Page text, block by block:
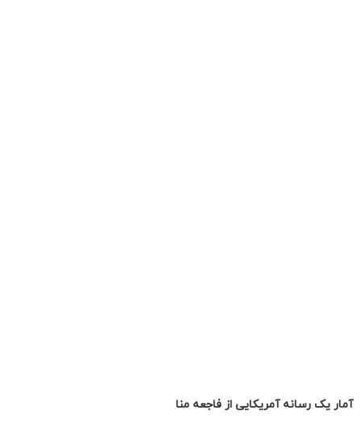
آمار یک رسانه آمریکایی از فاجعه منا